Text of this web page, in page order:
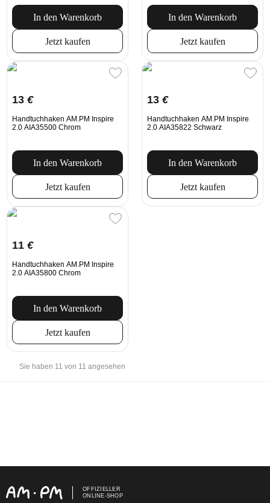
In den Warenkorb
Jetzt kaufen
In den Warenkorb
Jetzt kaufen
13 €
Handtuchhaken AM.PM Inspire
2.0 AIA35500 Chrom
In den Warenkorb
Jetzt kaufen
13 €
Handtuchhaken AM.PM Inspire
2.0 AIA35822 Schwarz
In den Warenkorb
Jetzt kaufen
11 €
Handtuchhaken AM.PM Inspire
2.0 AIA35800 Chrom
In den Warenkorb
Jetzt kaufen
Sie haben 11 von 11 angesehen
OFFIZIELLER
ONLINE-SHOP